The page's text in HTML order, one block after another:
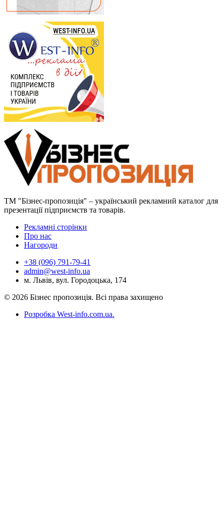
ТМ "Бізнес-пропозиція" – український рекламний каталог для
презентації підприємств та товарів.
Рекламні сторінки
Про нас
Нагороди
+38 (096) 791-79-41
admin@west-info.ua
м. Львів, вул. Городоцька, 174
© 2026 Бізнес пропозиція. Всі права захищено
Розробка West-info.com.ua.